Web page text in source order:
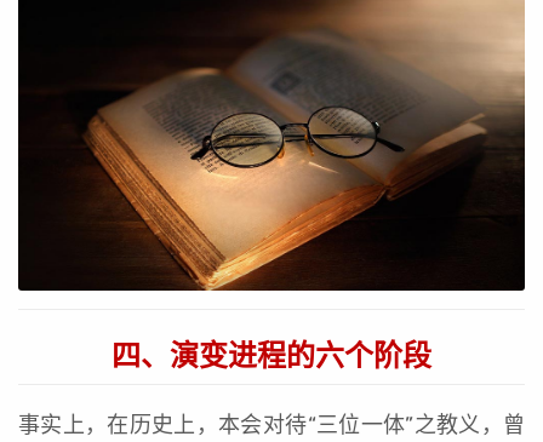
四、演变进程的六个阶段
事实上，在历史上，本会对待“三位一体”之教义，曾